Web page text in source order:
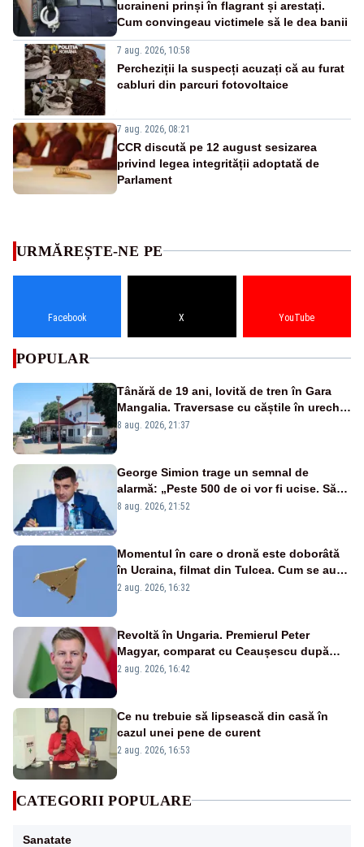
ucraineni prinși în flagrant și arestați.
Cum convingeau victimele să le dea banii
7 aug. 2026, 10:58
Percheziții la suspecți acuzați că au furat
cabluri din parcuri fotovoltaice
7 aug. 2026, 08:21
CCR discută pe 12 august sesizarea
privind legea integrității adoptată de
Parlament
URMĂREȘTE-NE PE
Facebook X YouTube
POPULAR
Tânără de 19 ani, lovită de tren în Gara
Mangalia. Traversase cu căștile în urechi
liniile printr-un loc nepermis
8 aug. 2026, 21:37
George Simion trage un semnal de
alarmă: „Peste 500 de oi vor fi ucise. Să
vedem dacă ciobanii vor fi despăgubiți”
8 aug. 2026, 21:52
Momentul în care o dronă este doborâtă
în Ucraina, filmat din Tulcea. Cum se aude
sunetul războiului la graniță - VIDEO
2 aug. 2026, 16:32
Revoltă în Ungaria. Premierul Peter
Magyar, comparat cu Ceaușescu după
anunțul referitor la criza energetică
2 aug. 2026, 16:42
Ce nu trebuie să lipsească din casă în
cazul unei pene de curent
2 aug. 2026, 16:53
CATEGORII POPULARE
Sanatate